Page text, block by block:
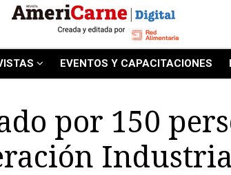
EVENTOS Y CAPACITACIONES
por 150